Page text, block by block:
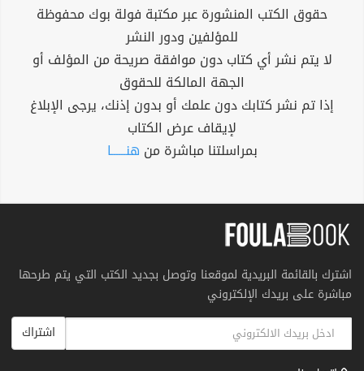
حقوق الكتب المنشورة عبر مكتبة فولة بوك محفوظة
للمؤلفين ودور النشر
لا يتم نشر أي كتاب دون موافقة صريحة من المؤلف أو
الجهة المالكة للحقوق
إذا تم نشر كتابك دون علمك أو بدون إذنك، يرجى الإبلاغ
لإيقاف عرض الكتاب
بمراسلتنا مباشرة من هنــــــا
اشترك بالقائمة البريدية لموقعنا وتوصل بجديد الكتب التي يتم طرحها
مباشرة على بريدك الإلكتروني
اشتراك